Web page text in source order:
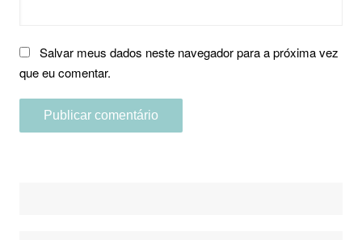
Salvar meus dados neste navegador para a próxima vez
que eu comentar.